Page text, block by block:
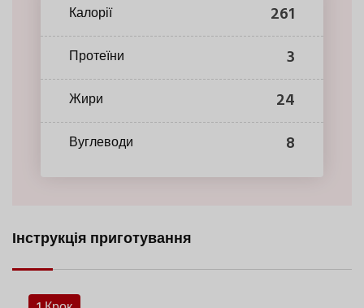
Калорії 261
Протеїни 3
Жири 24
Вуглеводи 8
Інструкція приготування